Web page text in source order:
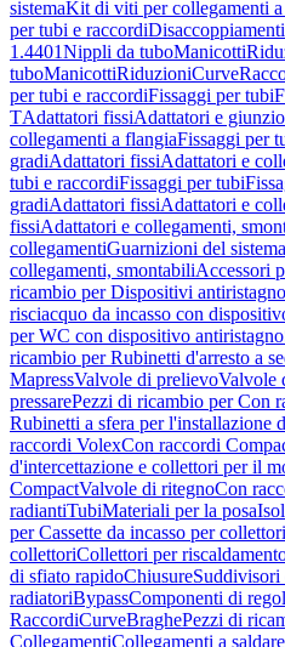
sistemaKit di viti per collegamenti
per tubi e raccordi
1.4401Nippli da tuboManicotti
tuboManicottiRiduzioniCurve
per tubi e raccordiFissaggi per tubi
TAdattatori fissiAdattatori e
collegamenti a flangiaFissaggi per
gradiAdattatori fissiAdattatori e
tubi e raccordiFissaggi per tubi
gradiAdattatori fissiAdattatori e
fissiAdattatori e collegamenti,
collegamentiGuarnizioni del sistema
collegamenti, smontabiliAccessori
ricambio per Dispositivi antiristagno
risciacquo da incasso con
per WC con dispositivo antiristagno
ricambio per Rubinetti d'arresto a
MapressValvole di prelievoValvole
pressarePezzi di ricambio per Con
Rubinetti a sfera per l'installazione
raccordi VolexCon raccordi
d'intercettazione e collettori per il
CompactValvole di ritegnoCon
radiantiTubiMateriali per la posa
per Cassette da incasso per collettori
collettoriCollettori per
di sfiato rapidoChiusureSuddivisori
radiatoriBypassComponenti di
RaccordiCurveBraghePezzi di
CollegamentiCollegamenti a saldare